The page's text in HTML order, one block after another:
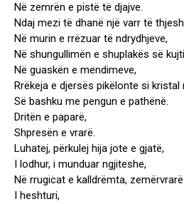
Në zemrën e pistë të djajve.
Ndaj mezi të dhanë një varr të
Në murin e rrëzuar të ndrydhjeve,
Në shungullimën e shuplakës së
Në guaskën e mendimeve,
Rrëkeja e djersës pikëlonte si kristal
Së bashku me pengun e pathënë.
Dritën e paparë,
Shpresën e vrarë.
Luhatej, përkulej hija jote e gjatë,
I lodhur, i munduar ngjiteshe,
Në rrugicat e kalldrëmta,
I heshturi,